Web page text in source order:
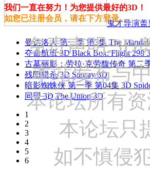
鬼才导演盖
曼达洛人 第一季 第3集 The
夺命航班 3D Black Box: Flight 298
古墓丽影：劳拉·克劳馥传奇 第二
残阳猎杀 3D Sunray 3D
暗影蜘蛛侠 第一季 第04集 3D
同盟 3D The Union 3D
1
2
3
4
5
6
我们一直在努力！为您提供最好的3D！
如您已注册会员，请在下方登录。
免责声明:3D
本站发布与
本论坛所有
本论坛只
如不慎侵